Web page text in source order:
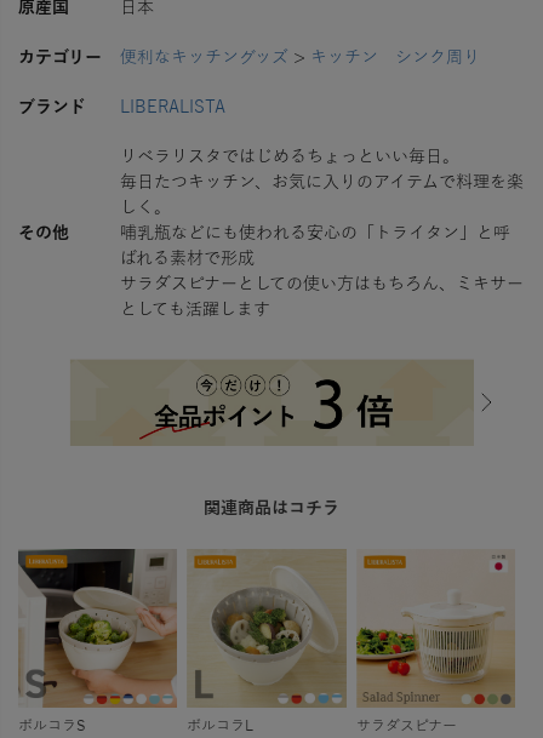
原産国 日本
カテゴリー 便利なキッチングッズ > キッチン シンク周り
ブランド LIBERALISTA
その他
リベラリスタではじめるちょっといい毎日。
毎日たつキッチン、お気に入りのアイテムで料理を楽
しく。
哺乳瓶などにも使われる安心の「トライタン」と呼
ばれる素材で形成
サラダスピナーとしての使い方はもちろん、ミキサー
としても活躍します
関連商品はコチラ
ボルコラS ボルコラL サラダスピナー